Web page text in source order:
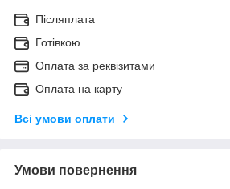
Післяплата
Готівкою
Оплата за реквізитами
Оплата на карту
Всі умови оплати
Умови повернення